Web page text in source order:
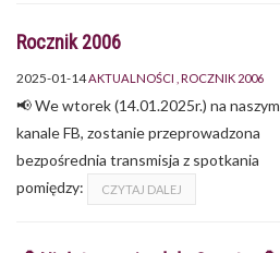
Rocznik 2006
2025-01-14AKTUALNOŚCI ROCZNIK 2006
📢 We wtorek (14.01.2025r.) na naszym
kanale FB, zostanie przeprowadzona
bezpośrednia transmisja z spotkania
pomiędzy:
CZYTAJ DALEJ